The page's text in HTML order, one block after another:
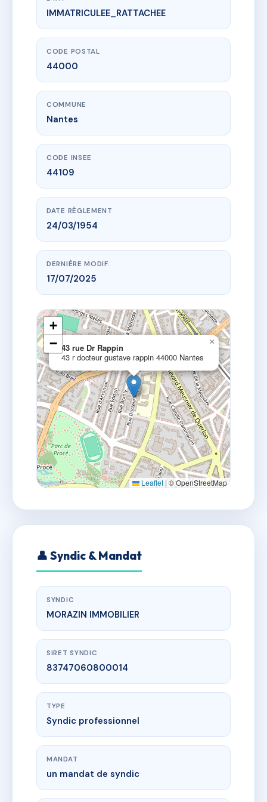
www.vme.plus/AE5331665
43 rue Dr Rappin
43 r docteur gustave rappin
IMMATRICULEE_RATTACHEE
CODE POSTAL
44000
COMMUNE
Nantes
CODE INSEE
44109
DATE RÈGLEMENT
24/03/1954
DERNIÈRE MODIF.
17/07/2025
43 rue Dr Rappin
43 r docteur gustave rappin 44000 Nantes
×
+
−
Leaflet | © OpenStreetMap
👤 Syndic & Mandat
SYNDIC
MORAZIN IMMOBILIER
SIRET SYNDIC
83747060800014
TYPE
Syndic professionnel
MANDAT
un mandat de syndic